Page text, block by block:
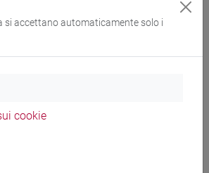
si accettano automaticamente solo i
cookie